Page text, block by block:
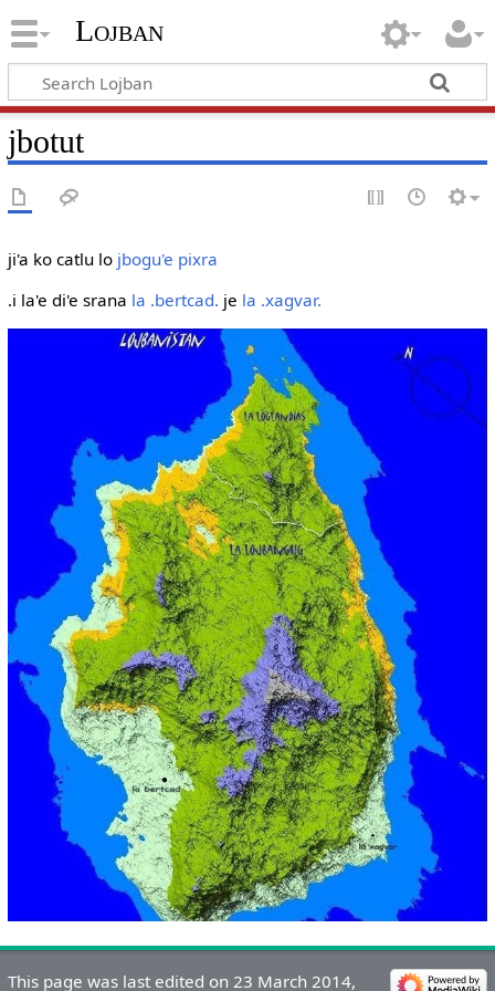
Lojban
jbotut
ji'a ko catlu lo jbogu'e pixra
.i la'e di'e srana la .bertcad. je la .xagvar.
This page was last edited on 23 March 2014,